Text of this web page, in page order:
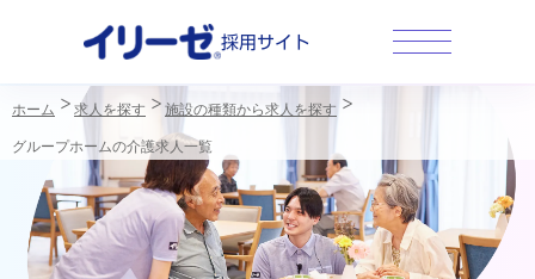
採用サイト
ホーム 求人を探す 施設の種類から求人を探す
グループホームの介護求人一覧